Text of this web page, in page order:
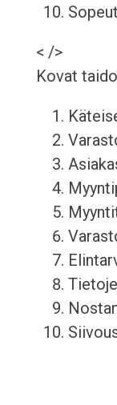
< />
Kovat